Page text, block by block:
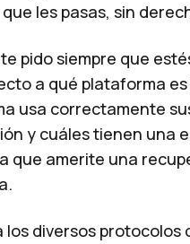
les pasas, sin
pido siempre que
a qué plataforma
usa correctamente
y cuáles tienen una
que amerite una
los diversos protocolos